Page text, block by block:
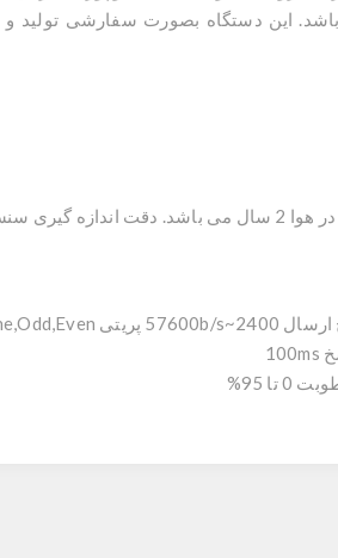
این دستگاه بصورت سفارشی تولید
شده می باشد.